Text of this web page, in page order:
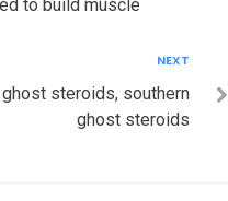
to build muscle
NEXT
steroids, southern
ghost steroids